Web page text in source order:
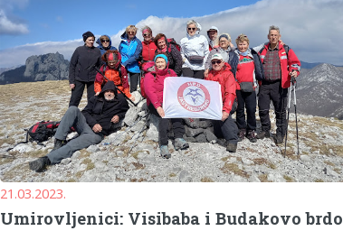
21.03.2023.
Umirovljenici: Visibaba i Budakovo brdo